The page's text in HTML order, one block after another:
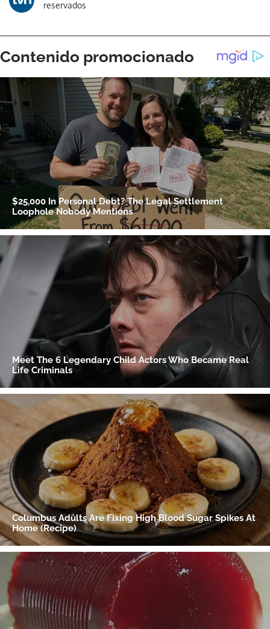
reservados